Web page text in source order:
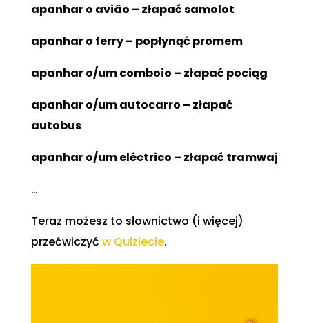
apanhar o avião – złapać samolot
apanhar o ferry – popłynąć promem
apanhar o/um comboio – złapać pociąg
apanhar o/um autocarro – złapać
autobus
apanhar o/um eléctrico – złapać tramwaj
…
Teraz możesz to słownictwo (i więcej)
przećwiczyć w Quizlecie.